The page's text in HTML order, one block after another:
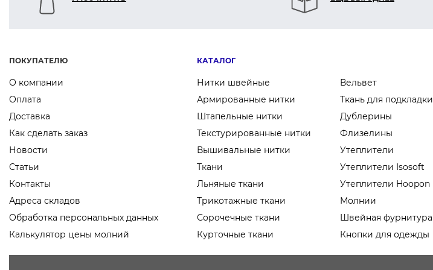
ПОКУПАТЕЛЮ
О компании
Оплата
Доставка
Как сделать заказ
Новости
Статьи
Контакты
Адреса складов
Обработка персональных данных
Калькулятор цены молний
КАТАЛОГ
Нитки швейные
Армированные нитки
Штапельные нитки
Текстурированные нитки
Вышивальные нитки
Ткани
Льняные ткани
Трикотажные ткани
Сорочечные ткани
Курточные ткани
Вельвет
Ткань для подкладки
Дублерины
Флизелины
Утеплители
Утеплители Isosoft
Утеплители Hoopon
Молнии
Швейная фурнитура
Кнопки для одежды